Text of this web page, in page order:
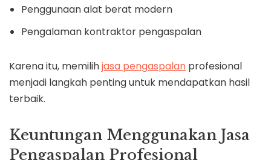
Penggunaan alat berat modern
Pengalaman kontraktor pengaspalan
Karena itu, memilihjasa pengaspalan profesional
menjadi langkah penting untuk mendapatkan hasil
terbaik.
Keuntungan Menggunakan Jasa
Pengaspalan Profesional